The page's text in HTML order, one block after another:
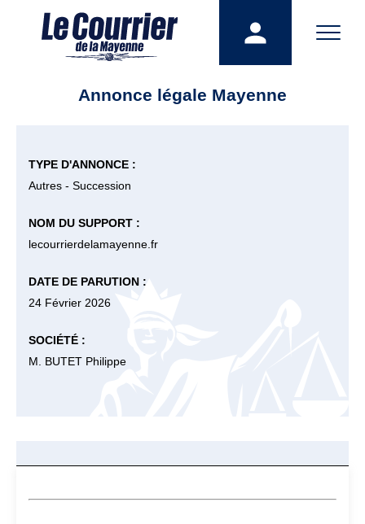
Annonce légale Mayenne
TYPE D'ANNONCE :
Autres - Succession
NOM DU SUPPORT :
lecourrierdelamayenne.fr
DATE DE PARUTION :
24 Février 2026
SOCIÉTÉ :
M. BUTET Philippe